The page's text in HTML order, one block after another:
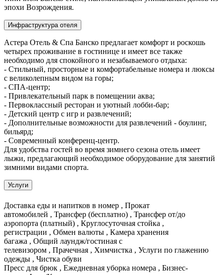
эпохи Возрождения.
Инфраструктура отеля
Астера Отель & Спа Банско предлагает комфорт и роскошь
четырех проживание в гостинице и имеет все также
необходимо для спокойного и незабываемого отдыха:
- Стильный, просторные и комфортабельные номера и люксы
с великолепным видом на горы;
- СПА-центр;
- Привлекательный парк в помещении аква;
- Первоклассный ресторан и уютный лобби-бар;
- Детский центр с игр и развлечений;
- Дополнительные возможности для развлечений - боулинг,
бильярд;
- Современный конференц-центр.
Для удобства гостей во время зимнего сезона отель имеет
лыжи, предлагающий необходимое оборудование для занятий
зимними видами спорта.
Услуги
Доставка еды и напитков в номер , Прокат
автомобилей , Трансфер (бесплатно) , Трансфер от/до
аэропорта (платный) , Круглосуточная стойка ,
регистрации , Обмен валюты , Камера хранения
багажа , Общий лаундж/гостиная с
телевизором , Прачечная , Химчистка , Услуги по глажению
одежды , Чистка обуви
Пресс для брюк , Ежедневная уборка номера , Бизнес-